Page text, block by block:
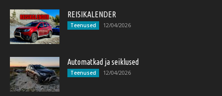
REISIKALENDER
Teenused 12/04/2026
Automatkad ja seiklused
Teenused 12/04/2026